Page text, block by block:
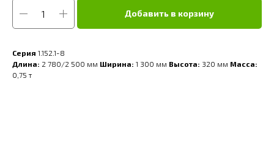
Добавить в корзину
Серия 1.152.1-8
Длина: 2 780/2 500 мм Ширина: 1 300 мм Высота: 320 мм Масса:
0,75 т